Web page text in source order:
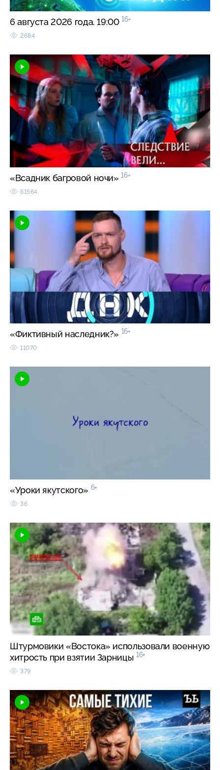
6 августа 2026 года. 19:00 16+
2684
«Всадник багровой ночи» 16+
61564
«Фиктивный наследник?» 16+
11070
«Уроки якутского» 6+
36
Штурмовики «Востока» использовали военную
хитрость при взятии Зарницы 16+
379